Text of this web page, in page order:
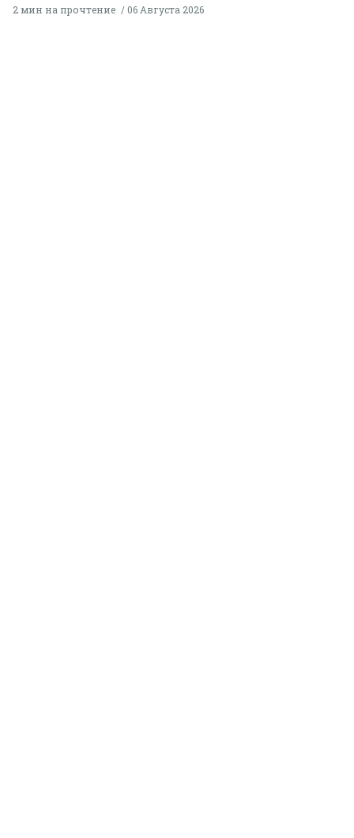
2 мин на прочтение 06 Августа 2026